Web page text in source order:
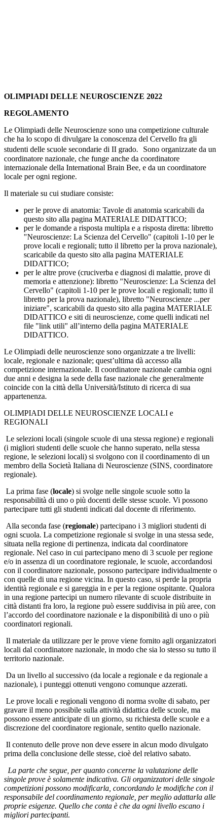
OLIMPIADI DELLE NEUROSCIENZE 2022
REGOLAMENTO
Le Olimpiadi delle Neuroscienze sono una competizione culturale
che ha lo scopo di divulgare la conoscenza del Cervello fra gli
studenti delle scuole secondarie di II grado. Sono organizzate da un
coordinatore nazionale, che funge anche da coordinatore
internazionale della International Brain Bee, e da un coordinatore
locale per ogni regione.
Il materiale su cui studiare consiste:
per le prove di anatomia: Tavole di anatomia scaricabili da
questo sito alla pagina MATERIALE DIDATTICO;
per le domande a risposta multipla e a risposta diretta: libretto
"Neuroscienze: La Scienza del Cervello" (capitoli 1-10 per le
prove locali e regionali; tutto il libretto per la prova nazionale),
scaricabile da questo sito alla pagina MATERIALE
DIDATTICO;
per le altre prove (cruciverba e diagnosi di malattie, prove di
memoria e attenzione): libretto "Neuroscienze: La Scienza del
Cervello" (capitoli 1-10 per le prove locali e regionali; tutto il
libretto per la prova nazionale), libretto "Neuroscienze ...per
iniziare", scaricabili da questo sito alla pagina MATERIALE
DIDATTICO e siti di neuroscienze, come quelli indicati nel
file "link utili" all’interno della pagina MATERIALE
DIDATTICO.
Le Olimpiadi delle neuroscienze sono organizzate a tre livelli:
locale, regionale e nazionale; quest’ultima dà accesso alla
competizione internazionale. Il coordinatore nazionale cambia ogni
due anni e designa la sede della fase nazionale che generalmente
coincide con la città della Università/Istituto di ricerca di sua
appartenenza.
OLIMPIADI DELLE NEUROSCIENZE LOCALI e
REGIONALI
Le selezioni locali (singole scuole di una stessa regione) e regionali
(i migliori studenti delle scuole che hanno superato, nella stessa
regione, le selezioni locali) si svolgono con il coordinamento di un
membro della Società Italiana di Neuroscienze (SINS, coordinatore
regionale).
La prima fase (locale) si svolge nelle singole scuole sotto la
responsabilità di uno o più docenti delle stesse scuole. Vi possono
partecipare tutti gli studenti indicati dal docente di riferimento.
Alla seconda fase (regionale) partecipano i 3 migliori studenti di
ogni scuola. La competizione regionale si svolge in una stessa sede,
situata nella regione di pertinenza, indicata dal coordinatore
regionale. Nel caso in cui partecipano meno di 3 scuole per regione
e/o in assenza di un coordinatore regionale, le scuole, accordandosi
con il coordinatore nazionale, possono partecipare individualmente o
con quelle di una regione vicina. In questo caso, si perde la propria
identità regionale e si gareggia in e per la regione ospitante. Qualora
in una regione partecipi un numero rilevante di scuole distribuite in
città distanti fra loro, la regione può essere suddivisa in più aree, con
l’accordo del coordinatore nazionale e la disponibilità di uno o più
coordinatori regionali.
Il materiale da utilizzare per le prove viene fornito agli organizzatori
locali dal coordinatore nazionale, in modo che sia lo stesso su tutto il
territorio nazionale.
Da un livello al successivo (da locale a regionale e da regionale a
nazionale), i punteggi ottenuti vengono comunque azzerati.
Le prove locali e regionali vengono di norma svolte di sabato, per
gravare il meno possibile sulla attività didattica delle scuole, ma
possono essere anticipate di un giorno, su richiesta delle scuole e a
discrezione del coordinatore regionale, sentito quello nazionale.
Il contenuto delle prove non deve essere in alcun modo divulgato
prima della conclusione delle stesse, cioè del relativo sabato.
La parte che segue, per quanto concerne la valutazione delle
singole prove è solamente indicativa. Gli organizzatori delle singole
competizioni possono modificarla, concordando le modifiche con il
responsabile del coordinamento regionale, per meglio adattarla alle
proprie esigenze. Quello che conta è che da ogni livello escano i
migliori partecipanti.